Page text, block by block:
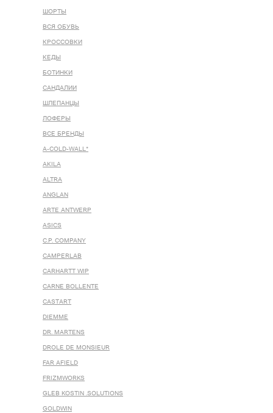
ШОРТЫ
ВСЯ ОБУВЬ
КРОССОВКИ
КЕДЫ
БОТИНКИ
САНДАЛИИ
ШЛЕПАНЦЫ
ЛОФЕРЫ
ВСЕ БРЕНДЫ
A-COLD-WALL*
AKILA
ALTRA
ANGLAN
ARTE ANTWERP
ASICS
C.P. COMPANY
CAMPERLAB
CARHARTT WIP
CARNE BOLLENTE
CASTART
DIEMME
DR. MARTENS
DROLE DE MONSIEUR
FAR AFIELD
FRIZMWORKS
GLEB KOSTIN .SOLUTIONS
GOLDWIN